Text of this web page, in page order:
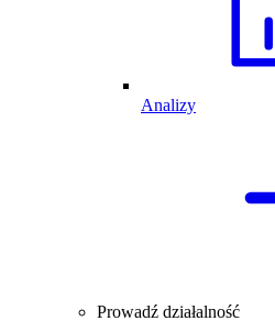
Analizy
Prowadź działalność